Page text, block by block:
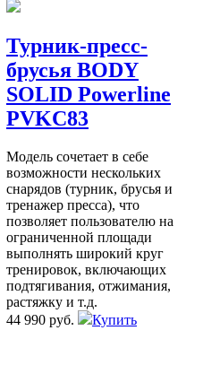
Турник-пресс-
брусья BODY
SOLID Powerline
PVKC83
Модель сочетает в себе
возможности нескольких
снарядов (турник, брусья и
тренажер пресса), что
позволяет пользователю на
ограниченной площади
выполнять широкий круг
тренировок, включающих
подтягивания, отжимания,
растяжку и т.д.
44 990 руб.
Купить